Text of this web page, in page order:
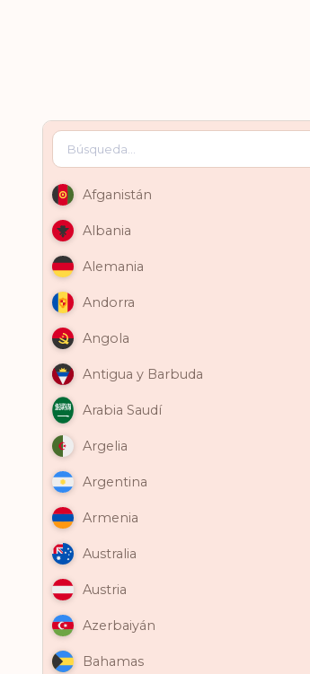
Afganistán
Albania
Alemania
Andorra
Angola
Antigua y Barbuda
Arabia Saudí
Argelia
Argentina
Armenia
Australia
Austria
Azerbaiyán
Bahamas